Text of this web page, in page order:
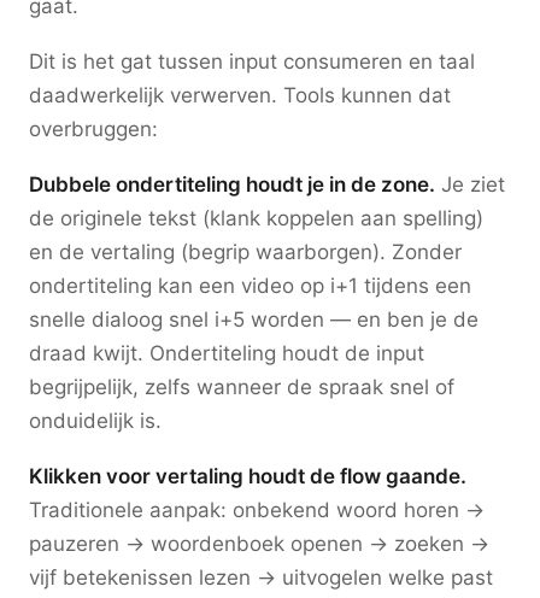
gaat.
Dit is het gat tussen input consumeren en taal
daadwerkelijk verwerven. Tools kunnen dat
overbruggen:
Dubbele ondertiteling houdt je in de zone. Je ziet
de originele tekst (klank koppelen aan spelling)
en de vertaling (begrip waarborgen). Zonder
ondertiteling kan een video op i+1 tijdens een
snelle dialoog snel i+5 worden — en ben je de
draad kwijt. Ondertiteling houdt de input
begrijpelijk, zelfs wanneer de spraak snel of
onduidelijk is.
Klikken voor vertaling houdt de flow gaande.
Traditionele aanpak: onbekend woord horen →
pauzeren → woordenboek openen → zoeken →
vijf betekenissen lezen → uitvogelen welke past